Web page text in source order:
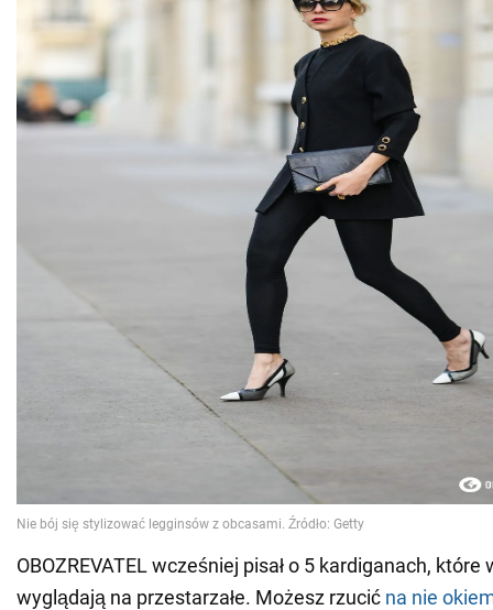
OBOZREVATEL wcześniej pisał o 5 kardiganach, które
wyglądają na przestarzałe. Możesz rzucić na nie